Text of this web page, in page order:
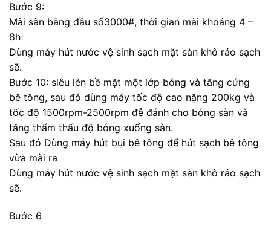
Bước 9:
Mài sàn bằng đầu số3000#, thời gian mài khoảng 4 –
8h
Dùng máy hút nước vệ sinh sạch mặt sàn khô ráo sạch
sẽ.
Bước 10: siêu lên bề mặt một lớp bóng và tăng cứng
bê tông, sau đó dùng máy tốc độ cao nặng 200kg và
tốc độ 1500rpm-2500rpm đễ đánh cho bóng sàn và
tăng thẩm thấu độ bóng xuống sàn.
Sau đó Dùng máy hút bụi bê tông để hút sạch bê tông
vừa mài ra
Dùng máy hút nước vệ sinh sạch mặt sàn khô ráo sạch
sẽ.
Bước 6